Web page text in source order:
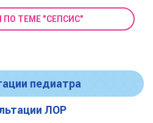
ПО ТЕМЕ "СЕПСИС"
педиатра
ЛОР